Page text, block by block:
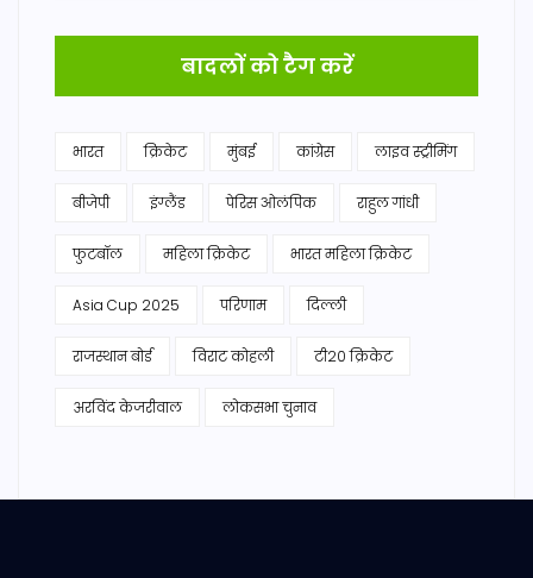
बादलों को टैग करें
भारत क्रिकेट मुंबई कांग्रेस लाइव स्ट्रीमिंग
बीजेपी इंग्लैंड पेरिस ओलंपिक राहुल गांधी
फुटबॉल महिला क्रिकेट भारत महिला क्रिकेट
Asia Cup 2025 परिणाम दिल्ली
राजस्थान बोर्ड विराट कोहली टी20 क्रिकेट
अरविंद केजरीवाल लोकसभा चुनाव